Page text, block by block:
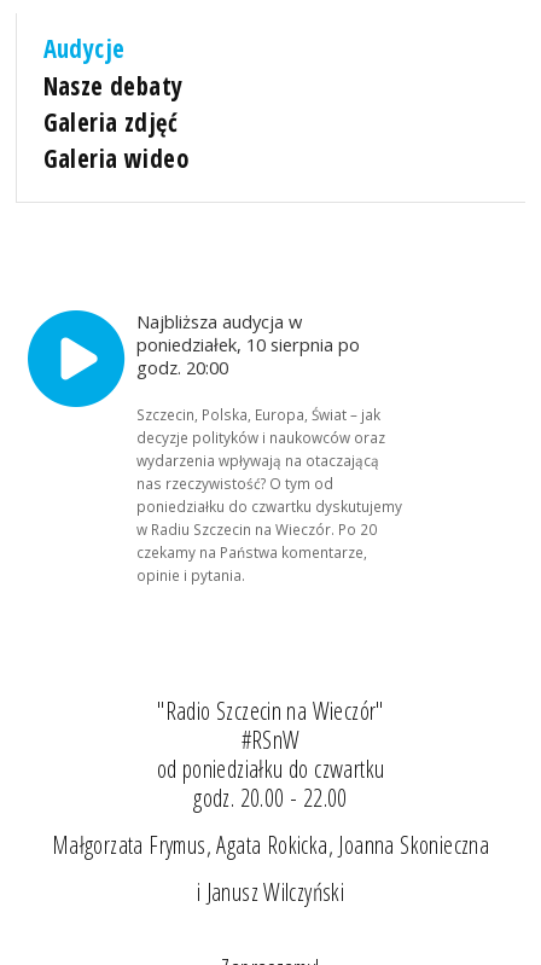
Audycje
Nasze debaty
Galeria zdjęć
Galeria wideo
Najbliższa audycja w
poniedziałek, 10 sierpnia po
godz. 20:00
Szczecin, Polska, Europa, Świat – jak
decyzje polityków i naukowców oraz
wydarzenia wpływają na otaczającą
nas rzeczywistość? O tym od
poniedziałku do czwartku dyskutujemy
w Radiu Szczecin na Wieczór. Po 20
czekamy na Państwa komentarze,
opinie i pytania.
"Radio Szczecin na Wieczór"
#RSnW
od poniedziałku do czwartku
godz. 20.00 - 22.00
Małgorzata Frymus, Agata Rokicka, Joanna Skonieczna
i Janusz Wilczyński